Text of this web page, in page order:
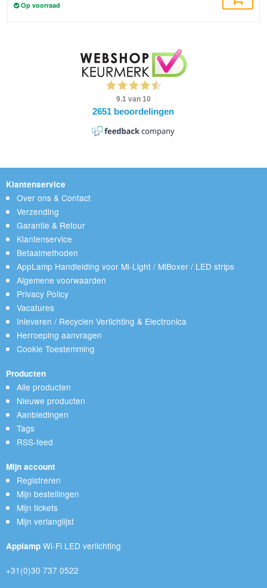
Op voorraad
Klantenservice
Over ons & Contact
Verzending
Garantie & Retour
Klantenservice
Betaalmethoden
AppLamp Handleiding voor Mi-Light / MiBoxer / LED strips
Algemene voorwaarden
Privacy Policy
Vacatures
Inleveren / Recyclen Verlichting & Electronica
Herroeping aanvragen
Cookie Toestemming
Producten
Alle producten
Nieuwe producten
Aanbiedingen
Tags
RSS-feed
Mijn account
Registreren
Mijn bestellingen
Mijn tickets
Mijn verlanglijst
Applamp Wi-Fi LED verlichting
+31(0)30 737 0522